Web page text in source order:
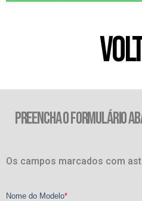
PREENCHA O FORMULÁRIO
Os campos marcados com